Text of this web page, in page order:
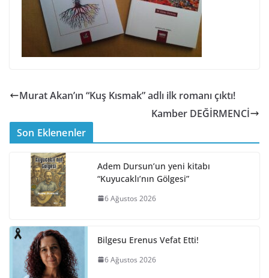
Murat Akan’ın “Kuş Kısmak” adlı ilk romanı çıktı!
Kamber DEĞİRMENCİ
Son Eklenenler
Adem Dursun’un yeni kitabı
“Kuyucaklı’nın Gölgesi”
6 Ağustos 2026
Bilgesu Erenus Vefat Etti!
6 Ağustos 2026